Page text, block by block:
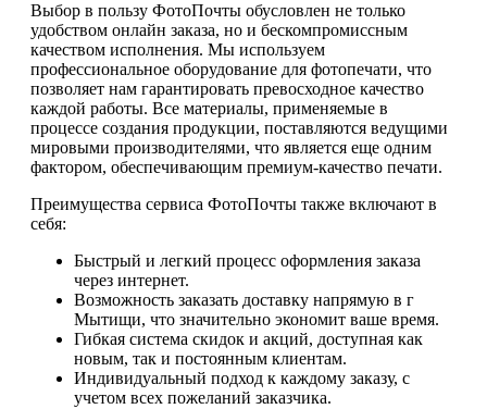
Выбор в пользу ФотоПочты обусловлен не только
удобством онлайн заказа, но и бескомпромиссным
качеством исполнения. Мы используем
профессиональное оборудование для фотопечати, что
позволяет нам гарантировать превосходное качество
каждой работы. Все материалы, применяемые в
процессе создания продукции, поставляются ведущими
мировыми производителями, что является еще одним
фактором, обеспечивающим премиум-качество печати.
Преимущества сервиса ФотоПочты также включают в
себя:
Быстрый и легкий процесс оформления заказа
через интернет.
Возможность заказать доставку напрямую в г
Мытищи, что значительно экономит ваше время.
Гибкая система скидок и акций, доступная как
новым, так и постоянным клиентам.
Индивидуальный подход к каждому заказу, с
учетом всех пожеланий заказчика.